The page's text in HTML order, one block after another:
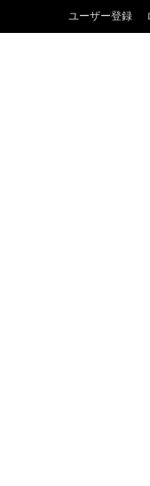
ユーザー登録